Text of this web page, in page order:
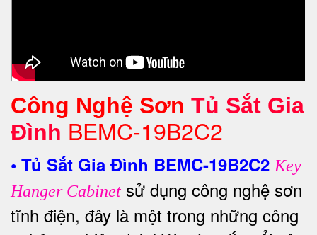
Công Nghệ Sơn Tủ Sắt Gia
Đình BEMC-19B2C2
• Tủ Sắt Gia Đình BEMC-19B2C2 Key
Hanger Cabinet sử dụng công nghệ sơn
tĩnh điện, đây là một trong những công